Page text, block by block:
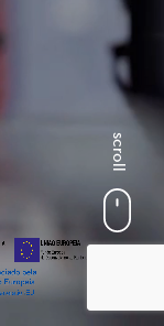
scroll